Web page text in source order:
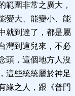
範圍非常之廣大，
變大、能變小、能
就到達了，都是屬
灣到這兒來，不必
頭，這個地方人沒
這些統統屬於神足
緣之人，跟《普門